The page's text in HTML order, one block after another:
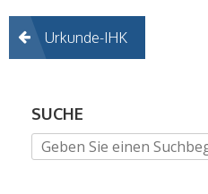
Beitragsnavigation
Urkunde-IHK
SUCHE